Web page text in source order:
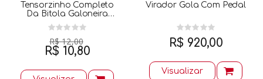
Tensorzinho Completo
Da Bitola Galoneira
Mh70 71 72
R$ 12,00
R$ 10,80
Virador Gola Com Pedal
R$ 920,00
Visualizar